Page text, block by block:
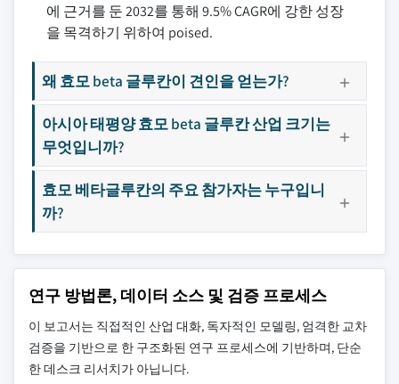
에 근거를 둔 2032를 통해 9.5% CAGR에 강한 성장
을 목격하기 위하여 poised.
왜 효모 beta 글루칸이 견인을 얻는가?
아시아 태평양 효모 beta 글루칸 산업 크기는
무엇입니까?
효모 베타글루칸의 주요 참가자는 누구입니
까?
연구 방법론, 데이터 소스 및 검증 프로세스
이 보고서는 직접적인 산업 대화, 독자적인 모델링, 엄격한 교차
검증을 기반으로 한 구조화된 연구 프로세스에 기반하며, 단순
한 데스크 리서치가 아닙니다.